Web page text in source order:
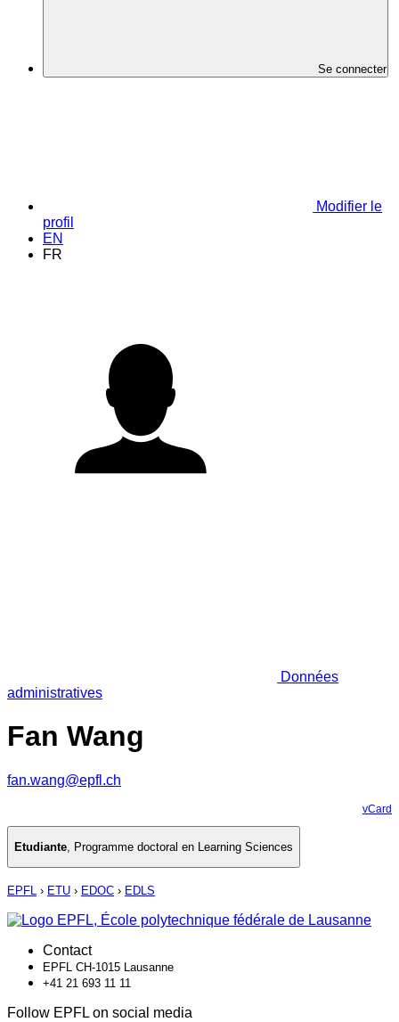
Se connecter
Modifier le
profil
EN
FR
Données
administratives
Fan Wang
fan.wang@epfl.ch
vCard
Etudiante, Programme doctoral en Learning Sciences
EPFL › ETU › EDOC › EDLS
Contact
EPFL CH-1015 Lausanne
+41 21 693 11 11
Follow EPFL on social media